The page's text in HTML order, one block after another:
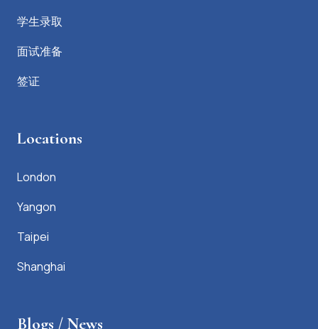
学生录取
面试准备
签证
Locations
London
Yangon
Taipei
Shanghai
Blogs / News